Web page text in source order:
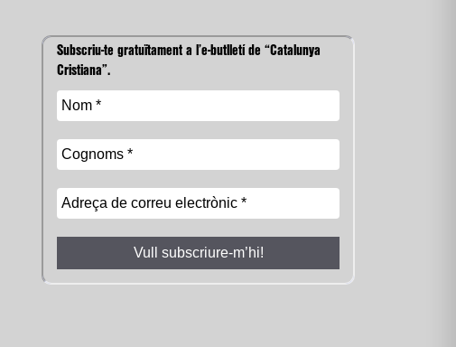
Subscriu-te gratuïtament a l’e-butlletí de “Catalunya
Cristiana”.